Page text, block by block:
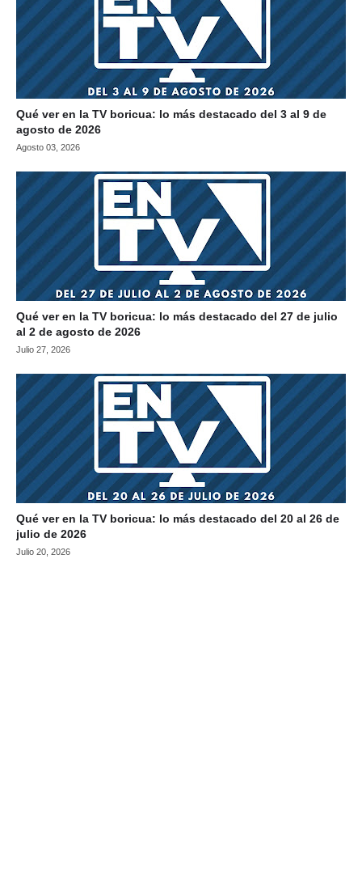
Qué ver en la TV boricua: lo más destacado del 3 al 9 de
agosto de 2026
Agosto 03, 2026
Qué ver en la TV boricua: lo más destacado del 27 de julio
al 2 de agosto de 2026
Julio 27, 2026
Qué ver en la TV boricua: lo más destacado del 20 al 26 de
julio de 2026
Julio 20, 2026